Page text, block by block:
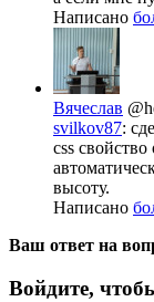
Написано
Вячеслав
svilkov87:
css
высоту.
Написано
Ваш ответ на
Войдите,